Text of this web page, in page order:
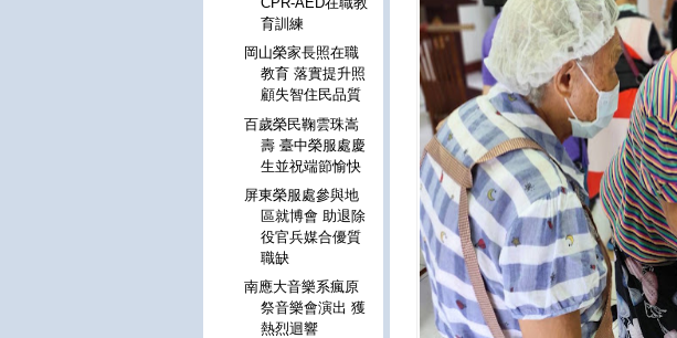
育訓練
岡山榮家長照在職
教育 落實提升照
顧失智住民品質
百歲榮民鞠雲珠嵩
壽 臺中榮服處慶
生並祝端節愉快
屏東榮服處參與地
區就博會 助退除
役官兵媒合優質
職缺
南應大音樂系瘋原
祭音樂會演出 獲
熱烈迴響